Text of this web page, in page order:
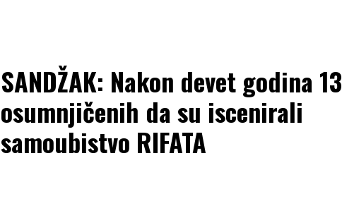
SANDŽAK: Nakon devet godina 13
osumnjičenih da su iscenirali
samoubistvo RIFATA